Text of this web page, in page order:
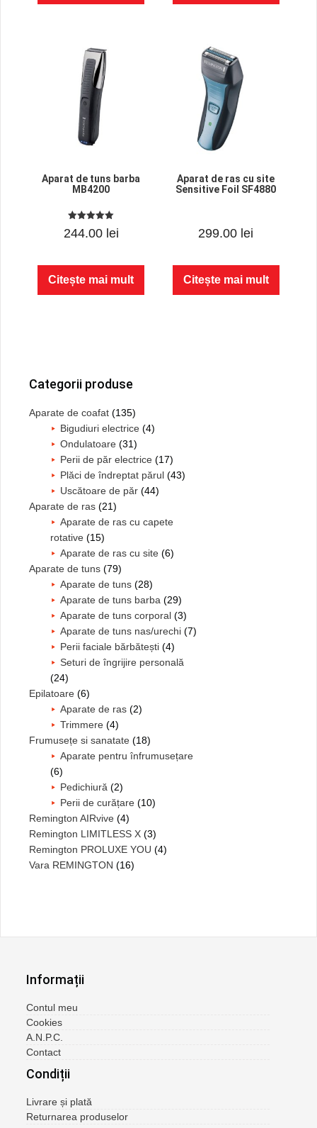
Aparat de tuns barba
MB4200
5.00
out of 5
244.00 lei
Citește mai mult
Aparat de ras cu site
Sensitive Foil SF4880
0
o
5
299.00 lei
Citește mai mult
Categorii produse
Aparate de coafat (135)
Bigudiuri electrice (4)
Ondulatoare (31)
Perii de păr electrice (17)
Plăci de îndreptat părul (43)
Uscătoare de păr (44)
Aparate de ras (21)
Aparate de ras cu capete
rotative (15)
Aparate de ras cu site (6)
Aparate de tuns (79)
Aparate de tuns (28)
Aparate de tuns barba (29)
Aparate de tuns corporal (3)
Aparate de tuns nas/urechi (7)
Perii faciale bărbătești (4)
Seturi de îngrijire personală
(24)
Epilatoare (6)
Aparate de ras (2)
Trimmere (4)
Frumusețe si sanatate (18)
Aparate pentru înfrumusețare
(6)
Pedichiură (2)
Perii de curățare (10)
Remington AIRvive (4)
Remington LIMITLESS X (3)
Remington PROLUXE YOU (4)
Vara REMINGTON (16)
Informații
Contul meu
Cookies
A.N.P.C.
Contact
Condiții
Livrare și plată
Returnarea produselor